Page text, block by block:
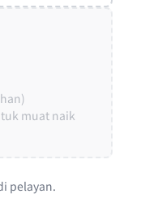
muat naik
pelayan.